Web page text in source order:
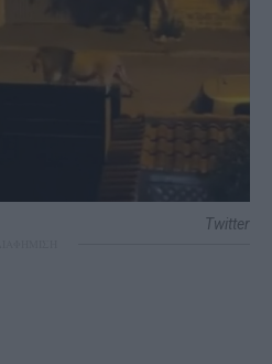
Twitter